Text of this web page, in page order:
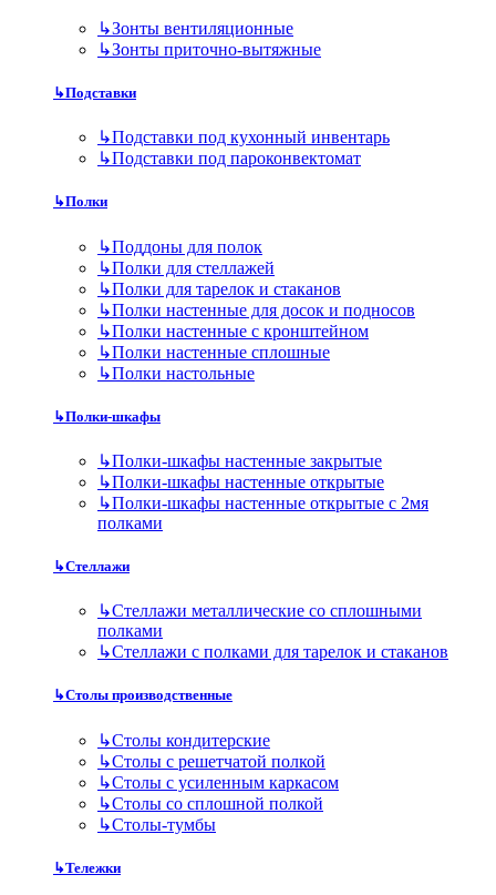
↳Зонты вентиляционные
↳Зонты приточно-вытяжные
↳Подставки
↳Подставки под кухонный инвентарь
↳Подставки под пароконвектомат
↳Полки
↳Поддоны для полок
↳Полки для стеллажей
↳Полки для тарелок и стаканов
↳Полки настенные для досок и подносов
↳Полки настенные с кронштейном
↳Полки настенные сплошные
↳Полки настольные
↳Полки-шкафы
↳Полки-шкафы настенные закрытые
↳Полки-шкафы настенные открытые
↳Полки-шкафы настенные открытые с 2мя
полками
↳Стеллажи
↳Стеллажи металлические со сплошными
полками
↳Стеллажи с полками для тарелок и стаканов
↳Столы производственные
↳Столы кондитерские
↳Столы с решетчатой полкой
↳Столы с усиленным каркасом
↳Столы со сплошной полкой
↳Столы-тумбы
↳Тележки